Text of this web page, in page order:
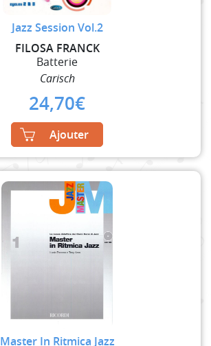
Jazz Session Vol.2
FILOSA FRANCK
Batterie
Carisch
24,70€
Ajouter
Master In Ritmica Jazz